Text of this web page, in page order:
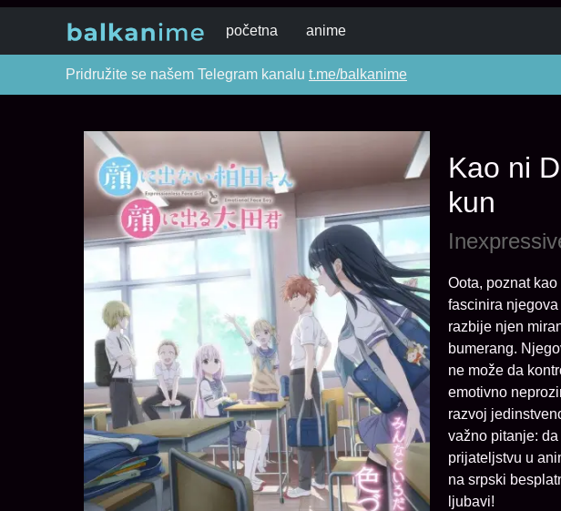
početna anime
Pridružite se našem Telegram kanalu t.me/balkanime
Kao ni
kun
Oota, poznat
fascinira
razbije njen
bumerang.
ne može da
emotivno
razvoj
važno pitanje:
prijateljstvu u
na srpski
ljubavi!